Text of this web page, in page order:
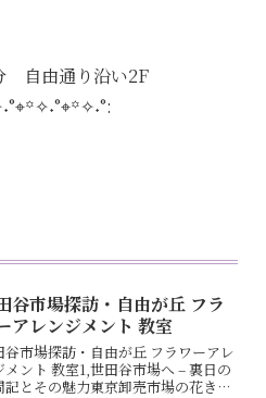
自由通り沿い2F
谷市場探訪・自由が丘 フラ
アレンジメント 教室
谷市場探訪・自由が丘 フラワーアレ
メント 教室1,世田谷市場へ – 裏日の
記とその魅力東京卸売市場の花き部